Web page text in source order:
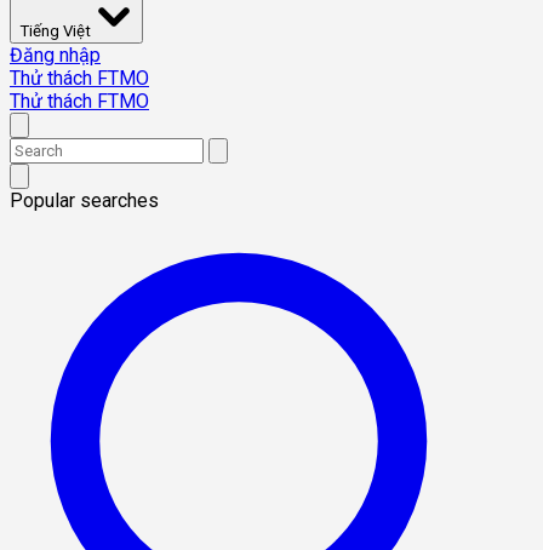
Tiếng Việt
Đăng nhập
Thử thách FTMO
Thử thách FTMO
Popular searches